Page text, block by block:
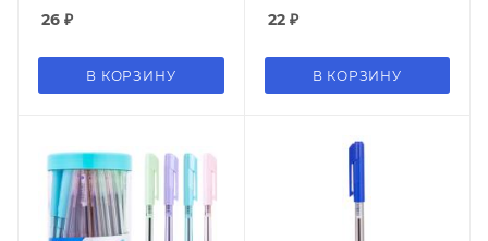
манжета
26 ₽
В КОРЗИНУ
22₽
В КОРЗИНУ